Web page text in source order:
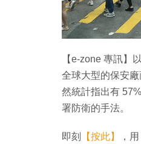
【e-zone 專訊】
全球大型的保安
然統計指出有
署防衛的手法。
即刻 【按此】 ，